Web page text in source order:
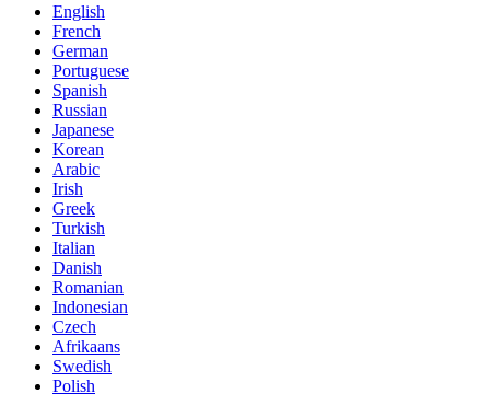
English
French
German
Portuguese
Spanish
Russian
Japanese
Korean
Arabic
Irish
Greek
Turkish
Italian
Danish
Romanian
Indonesian
Czech
Afrikaans
Swedish
Polish